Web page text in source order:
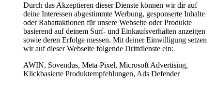
Durch das Akzeptieren dieser Dienste können wir dir auf
deine Interessen abgestimmte Werbung, gesponserte Inhalte
oder Rabattaktionen für unsere Webseite oder Produkte
basierend auf deinem Surf- und Einkaufsverhalten anzeigen
sowie deren Erfolge messen. Mit deiner Einwilligung setzen
wir auf dieser Webseite folgende Drittdienste ein:
AWIN, Sovendus, Meta-Pixel, Microsoft Advertising,
Klickbasierte Produktempfehlungen, Ads Defender